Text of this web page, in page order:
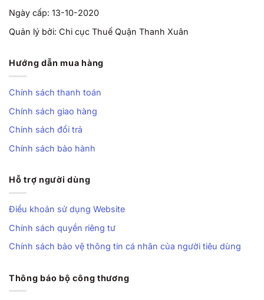
Ngày cấp: 13-10-2020
Quản lý bởi: Chi cục Thuế Quận Thanh Xuân
Hướng dẫn mua hàng
Chính sách thanh toán
Chính sách giao hàng
Chính sách đổi trả
Chính sách bảo hành
Hỗ trợ người dùng
Điều khoản sử dụng Website
Chính sách quyền riêng tư
Chính sách bảo vệ thông tin cá nhân của người tiêu dùng
Thông báo bộ công thương